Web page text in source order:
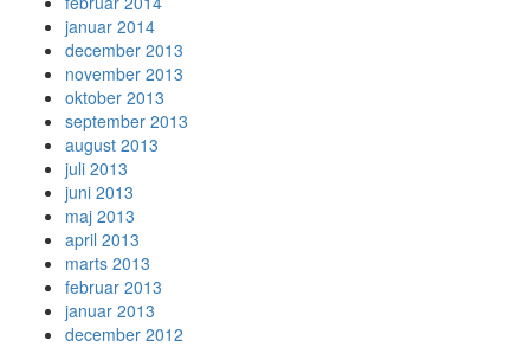
januar 2014
december 2013
november 2013
oktober 2013
september 2013
august 2013
juli 2013
juni 2013
maj 2013
april 2013
marts 2013
februar 2013
januar 2013
december 2012